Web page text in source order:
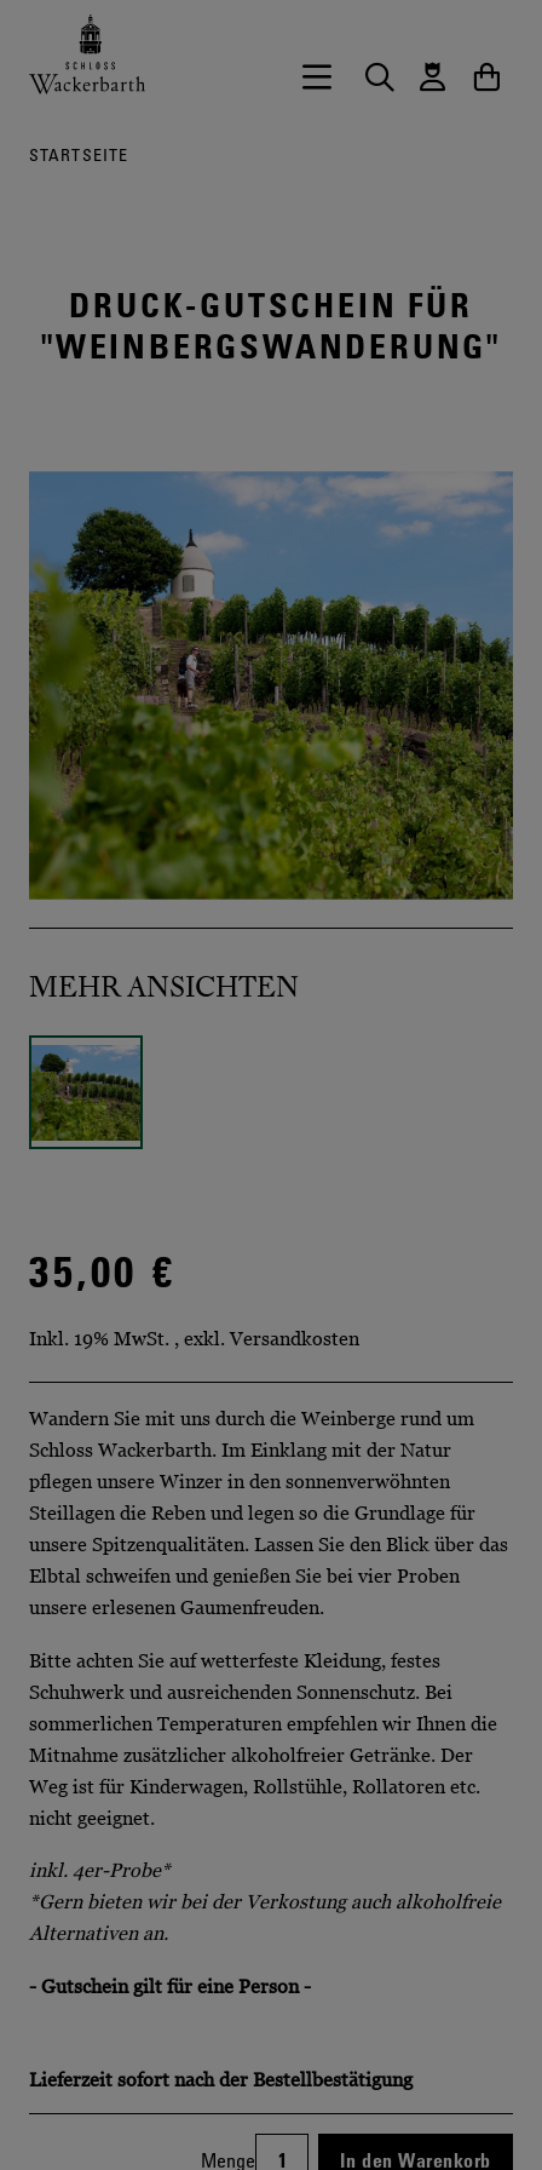
Zurück zur Startseite vom Onlineshop
Hauptnavigation öffnen
Suche
STARTSEITE
DRUCK-GUTSCHEIN FÜR
"WEINBERGSWANDERUNG"
MEHR ANSICHTEN
35,00 €
Inkl. 19% MwSt. , exkl.Versandkosten
Wandern Sie mit uns durch die Weinberge rund um
Schloss Wackerbarth. Im Einklang mit der Natur
pflegen unsere Winzer in den sonnenverwöhnten
Steillagen die Reben und legen so die Grundlage für
unsere Spitzenqualitäten. Lassen Sie den Blick über das
Elbtal schweifen und genießen Sie bei vier Proben
unsere erlesenen Gaumenfreuden.
Bitte achten Sie auf wetterfeste Kleidung, festes
Schuhwerk und ausreichenden Sonnenschutz. Bei
sommerlichen Temperaturen empfehlen wir Ihnen die
Mitnahme zusätzlicher alkoholfreier Getränke. Der
Weg ist für Kinderwagen, Rollstühle, Rollatoren etc.
nicht geeignet.
inkl. 4er-Probe*
*Gern bieten wir bei der Verkostung auch alkoholfreie
Alternativen an.
- Gutschein gilt für eine Person -
Lieferzeit sofort nach der Bestellbestätigung
Menge In den Warenkorb